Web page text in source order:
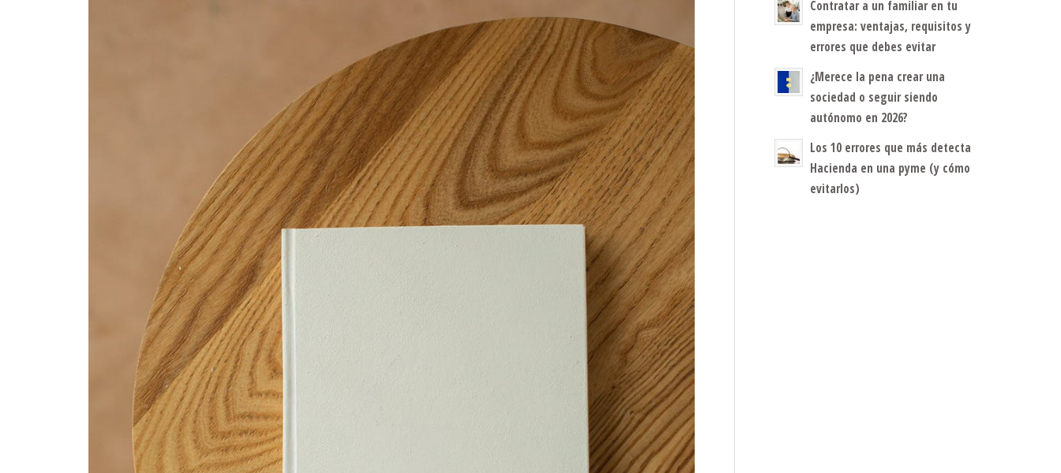
Contratar a un familiar en tu
empresa: ventajas, requisitos y
errores que debes evitar
¿Merece la pena crear una
sociedad o seguir siendo
autónomo en 2026?
Los 10 errores que más detecta
Hacienda en una pyme (y cómo
evitarlos)